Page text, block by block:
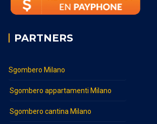
PARTNERS
Sgombero Milano
Sgombero appartamenti Milano
Sgombero cantina Milano